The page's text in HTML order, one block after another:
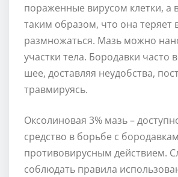
пораженные вирусом клетки, а
таким образом, что она теряет
размножаться. Мазь можно
участки тела. Бородавки часто
шее, доставляя неудобства,
травмируясь.
Оксолиновая 3% мазь –
средство в борьбе с
противовирусным действием.
соблюдать правила